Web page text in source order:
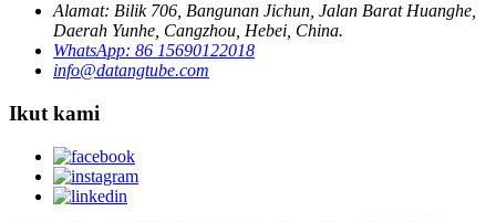
Alamat: Bilik 706, Bangunan Jichun, Jalan Barat Huanghe,
Daerah Yunhe, Cangzhou, Hebei, China.
WhatsApp: 86 15690122018
info@datangtube.com
Ikut kami